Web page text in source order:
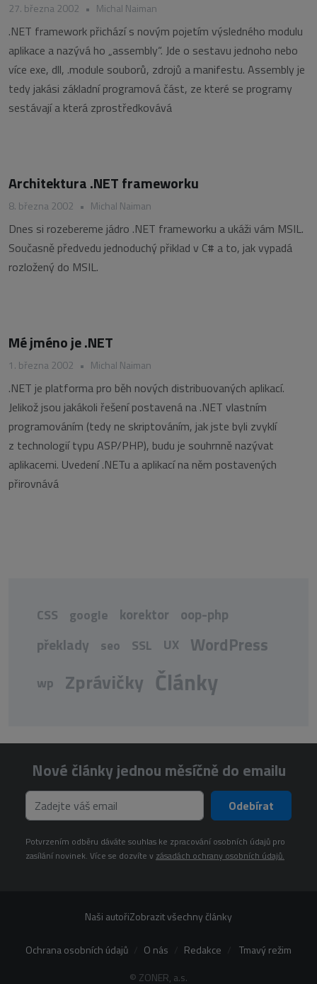
27. března 2002 • Michal Naiman
.NET framework přichází s novým pojetím výsledného modulu
aplikace a nazývá ho „assembly“. Jde o sestavu jednoho nebo
více exe, dll, .module souborů, zdrojů a manifestu. Assembly je
tedy jakási základní programová část, ze které se programy
sestávají a která zprostředkovává
Architektura .NET frameworku
8. března 2002 • Michal Naiman
Dnes si rozebereme jádro .NET frameworku a ukáži vám MSIL.
Současně předvedu jednoduchý přiklad v C# a to, jak vypadá
rozložený do MSIL.
Mé jméno je .NET
1. března 2002 • Michal Naiman
.NET je platforma pro běh nových distribuovaných aplikací.
Jelikož jsou jakákoli řešení postavená na .NET vlastním
programováním (tedy ne skriptováním, jak jste byli zvyklí
z technologií typu ASP/PHP), budu je souhrnně nazývat
aplikacemi. Uvedení .NETu a aplikací na něm postavených
přirovnává
CSS google korektor oop-php
překlady seo SSL UX WordPress
wp Zprávičky Články
Nové články jednou měsíčně do emailu
Odebírat
Potvrzením odběru dáváte souhlas ke zpracování osobních údajů pro
zasílání novinek. Více se dozvíte v zásadách ochrany osobních údajů.
Naši autořiZobrazit všechny články
© ZONER, a.s.
Ochrana osobních údajů O nás Redakce Tmavý režim